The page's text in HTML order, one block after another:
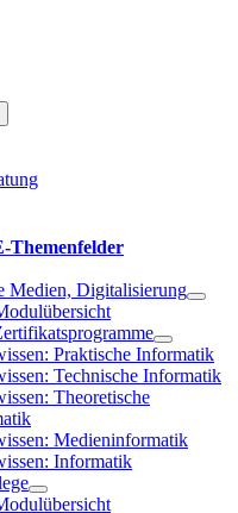
Themenfelder
Medien, Digitalisierung
Praktische Informatik
Technische Informatik
Theoretische
Medieninformatik
Informatik